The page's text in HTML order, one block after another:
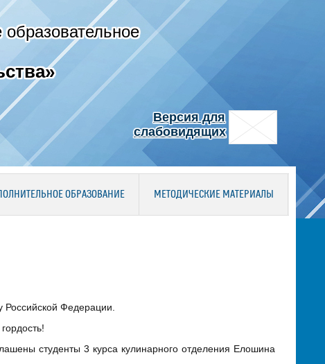
Версия для
слабовидящих
ОБРАЗОВАНИЕ МЕТОДИЧЕСКИЕ МАТЕРИАЛЫ
Федерации.
студенты 3 курса кулинарного отделения Елошина